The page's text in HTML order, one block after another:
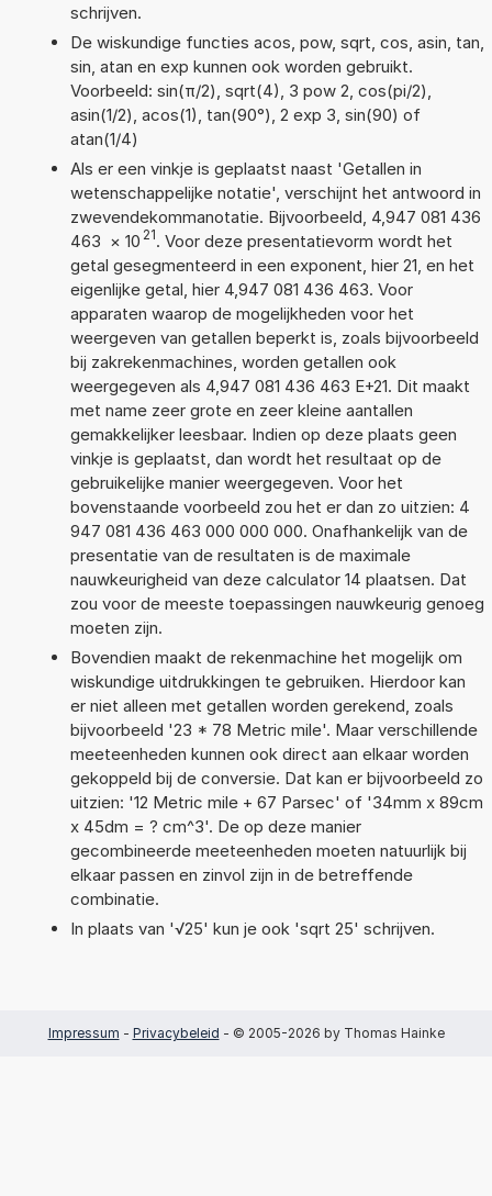
schrijven.
De wiskundige functies acos, pow, sqrt, cos, asin, tan,
sin, atan en exp kunnen ook worden gebruikt.
Voorbeeld: sin(π/2), sqrt(4), 3 pow 2, cos(pi/2),
asin(1/2), acos(1), tan(90°), 2 exp 3, sin(90) of
atan(1/4)
Als er een vinkje is geplaatst naast 'Getallen in
wetenschappelijke notatie', verschijnt het antwoord in
zwevendekommanotatie. Bijvoorbeeld, 4,947 081 436
463 × 10 21. Voor deze presentatievorm wordt het
getal gesegmenteerd in een exponent, hier 21, en het
eigenlijke getal, hier 4,947 081 436 463. Voor
apparaten waarop de mogelijkheden voor het
weergeven van getallen beperkt is, zoals bijvoorbeeld
bij zakrekenmachines, worden getallen ook
weergegeven als 4,947 081 436 463 E+21. Dit maakt
met name zeer grote en zeer kleine aantallen
gemakkelijker leesbaar. Indien op deze plaats geen
vinkje is geplaatst, dan wordt het resultaat op de
gebruikelijke manier weergegeven. Voor het
bovenstaande voorbeeld zou het er dan zo uitzien: 4
947 081 436 463 000 000 000. Onafhankelijk van de
presentatie van de resultaten is de maximale
nauwkeurigheid van deze calculator 14 plaatsen. Dat
zou voor de meeste toepassingen nauwkeurig genoeg
moeten zijn.
Bovendien maakt de rekenmachine het mogelijk om
wiskundige uitdrukkingen te gebruiken. Hierdoor kan
er niet alleen met getallen worden gerekend, zoals
bijvoorbeeld '23 * 78 Metric mile'. Maar verschillende
meeteenheden kunnen ook direct aan elkaar worden
gekoppeld bij de conversie. Dat kan er bijvoorbeeld zo
uitzien: '12 Metric mile + 67 Parsec' of '34mm x 89cm
x 45dm = ? cm^3'. De op deze manier
gecombineerde meeteenheden moeten natuurlijk bij
elkaar passen en zinvol zijn in de betreffende
combinatie.
In plaats van '√25' kun je ook 'sqrt 25' schrijven.
Impressum - Privacybeleid - © 2005-2026 by Thomas Hainke